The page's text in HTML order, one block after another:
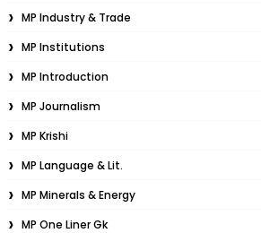
MP Industry & Trade
MP Institutions
MP Introduction
MP Journalism
MP Krishi
MP Language & Lit.
MP Minerals & Energy
MP One Liner Gk